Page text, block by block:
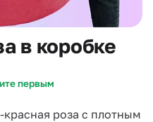
в коробке
первым
роза с плотным